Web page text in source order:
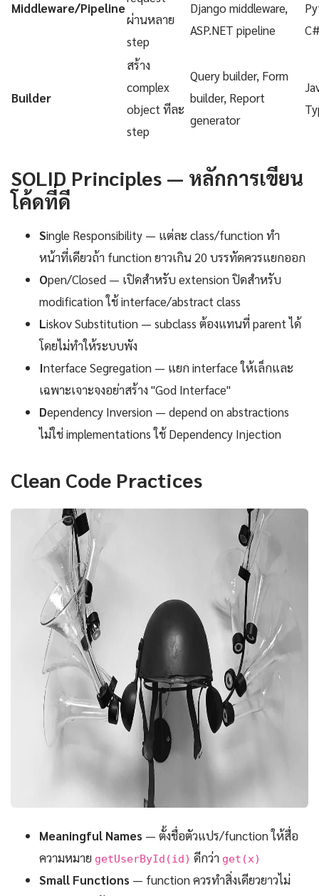
Middleware/Pipeline
ผ่านหลาย
step
Django middleware,
ASP.NET pipeline
Builder
สร้าง
complex
object ทีละ
step
Query builder, Form
builder, Report
generator
SOLID Principles — หลักการเขียน
โค้ดที่ดี
Single Responsibility — แต่ละ class/function ทำ
หน้าที่เดียวถ้า function ยาวเกิน 20 บรรทัดควรแยกออก
Open/Closed — เปิดสำหรับ extension ปิดสำหรับ
modification ใช้ interface/abstract class
Liskov Substitution — subclass ต้องแทนที่ parent ได้
โดยไม่ทำให้ระบบพัง
Interface Segregation — แยก interface ให้เล็กและ
เฉพาะเจาะจงอย่าสร้าง "God Interface"
Dependency Inversion — depend on abstractions
ไม่ใช่ implementations ใช้ Dependency Injection
Clean Code Practices
Meaningful Names — ตั้งชื่อตัวแปร/function ให้สื่อ
ความหมาย getUserById(id) ดีกว่า get(x)
Small Functions — function ควรทำสิ่งเดียวยาวไม่